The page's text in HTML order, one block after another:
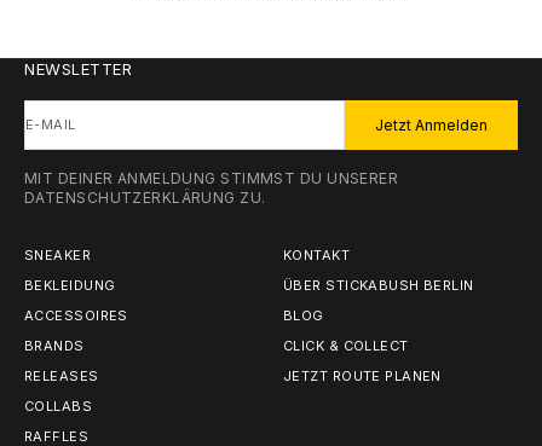
NEWSLETTER
E-MAIL Jetzt Anmelden
MIT DEINER ANMELDUNG STIMMST DU UNSERER
DATENSCHUTZERKLÄRUNG ZU.
SNEAKER
BEKLEIDUNG
ACCESSOIRES
BRANDS
RELEASES
COLLABS
RAFFLES
KONTAKT
ÜBER STICKABUSH BERLIN
BLOG
CLICK & COLLECT
JETZT ROUTE PLANEN